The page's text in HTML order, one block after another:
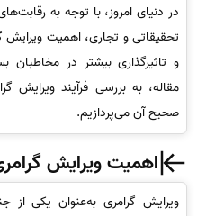
در دنیای امروز، با توجه به
تحقیقاتی و تجاری، اهمیت
و تاثیرگذاری بیشتر در
مقاله، به بررسی فرآیند
صحیح آن می‌پردازیم.
اهمیت ویرایش
ویرایش گرامری به‌عنوان یکی